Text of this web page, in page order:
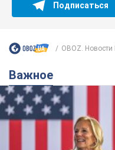
Подписаться
OBOZ. Новости
Важное